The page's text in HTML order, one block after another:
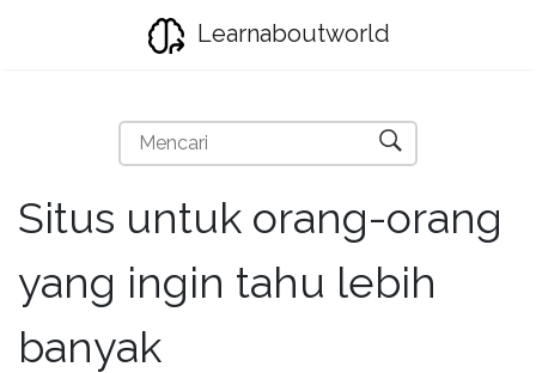
Learnaboutworld
Situs untuk orang-orang
yang ingin tahu lebih
banyak